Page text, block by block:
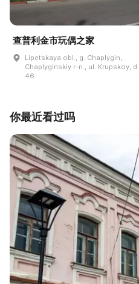
查普利金市玩偶之家
Lipetskaya obl., g. Chaplygin,
Chaplyginskiy r-n., ul. Krupskoy, d.
46
你最近看过吗